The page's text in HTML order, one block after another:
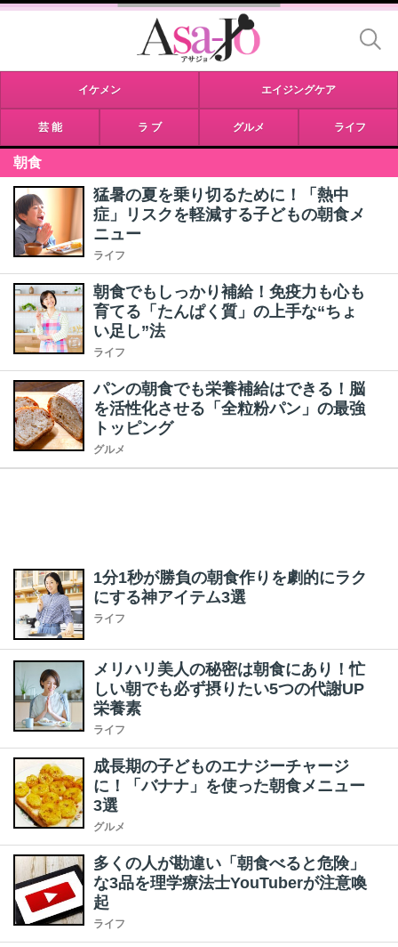
イケメン エイジングケア
芸 能 ラ ブ グルメ ライフ
朝食
猛暑の夏を乗り切るために！「熱中
症」リスクを軽減する子どもの朝食メ
ニュー
ライフ
朝食でもしっかり補給！免疫力も心も
育てる「たんぱく質」の上手な“ちょ
い足し”法
ライフ
パンの朝食でも栄養補給はできる！脳
を活性化させる「全粒粉パン」の最強
トッピング
グルメ
1分1秒が勝負の朝食作りを劇的にラク
にする神アイテム3選
ライフ
メリハリ美人の秘密は朝食にあり！忙
しい朝でも必ず摂りたい5つの代謝UP
栄養素
ライフ
成長期の子どものエナジーチャージ
に！「バナナ」を使った朝食メニュー
3選
グルメ
多くの人が勘違い「朝食べると危険」
な3品を理学療法士YouTuberが注意喚
起
ライフ